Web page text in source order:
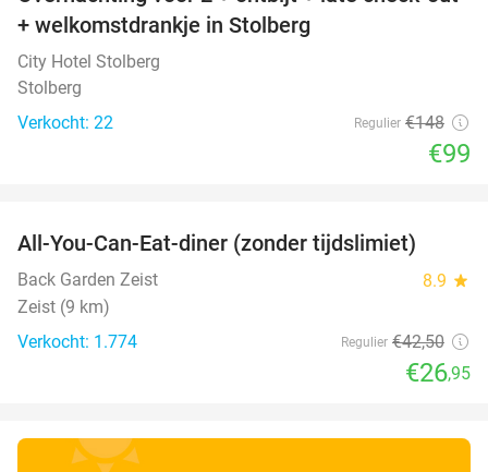
+ welkomstdrankje in Stolberg
City Hotel Stolberg
Stolberg
Verkocht: 22
Regulier €148
€99
All-You-Can-Eat-diner (zonder tijdslimiet)
Back Garden Zeist 8.9 star
Zeist (9 km)
Verkocht: 1.774
Regulier €42,50
€26,95